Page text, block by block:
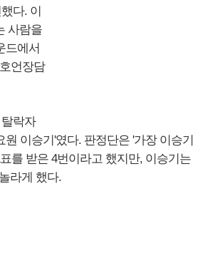
다. 이
사람을
드에서
언장담
락자
원 이승기'였다. 판정단은 '가장 이승기
를 받은 4번이라고 했지만, 이승기는
라게 했다.